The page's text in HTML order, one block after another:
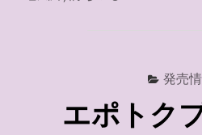
発売
エポトク